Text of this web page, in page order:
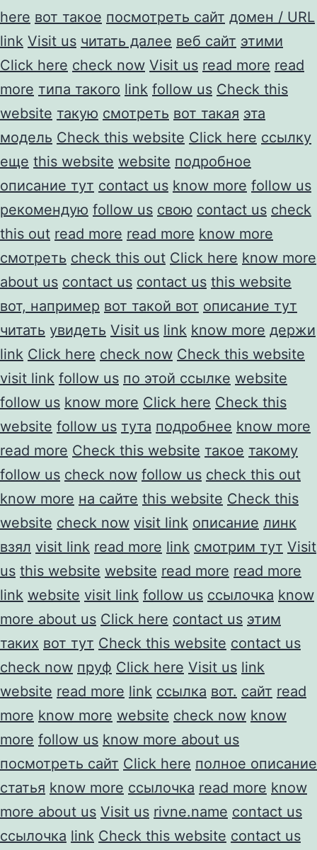
here вот такое посмотреть сайт домен / URL
link Visit us читать далее веб сайт этими
Click here check now Visit us read more read
more типа такого link follow us Check this
website такую смотреть вот такая эта
модель Check this website Click here ссылку
еще this website website подробное
описание тут contact us know more follow us
рекомендую follow us свою contact us check
this out read more read more know more
смотреть check this out Click here know more
about us contact us contact us this website
вот, например вот такой вот описание тут
читать увидеть Visit us link know more держи
link Click here check now Check this website
visit link follow us по этой ссылке website
follow us know more Click here Check this
website follow us тута подробнее know more
read more Check this website такое такому
follow us check now follow us check this out
know more на сайте this website Check this
website check now visit link описание линк
взял visit link read more link смотрим тут Visit
us this website website read more read more
link website visit link follow us ссылочка know
more about us Click here contact us этим
таких вот тут Check this website contact us
check now пруф Click here Visit us link
website read more link ссылка вот. сайт read
more know more website check now know
more follow us know more about us
посмотреть сайт Click here полное описание
статья know more ссылочка read more know
more about us Visit us rivne.name contact us
ссылочка link Check this website contact us